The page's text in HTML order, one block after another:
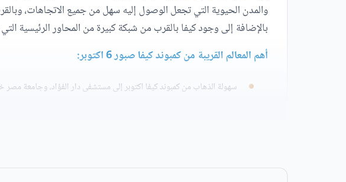
والمدن الحيوية التي تجعل الوصول إليه سهل من جميع الاتجاهات،
بالإضافة إلى وجود كيفا بالقرب من شبكة كبيرة من المحاور الرئيسية
أهم المعالم القريبة من كمبوند كيفا صبور 6 اكتوبر:
سهولة الذهاب من كمبوند كيفا اكتوبر إلى مستشفى دار الفؤاد، وجامعة مصر